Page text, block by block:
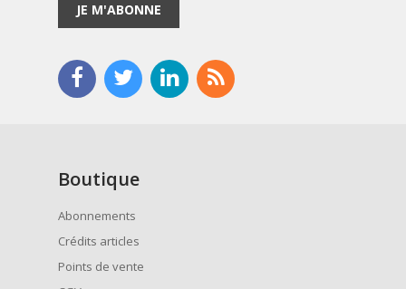
JE M'ABONNE
Boutique
Abonnements
Crédits articles
Points de vente